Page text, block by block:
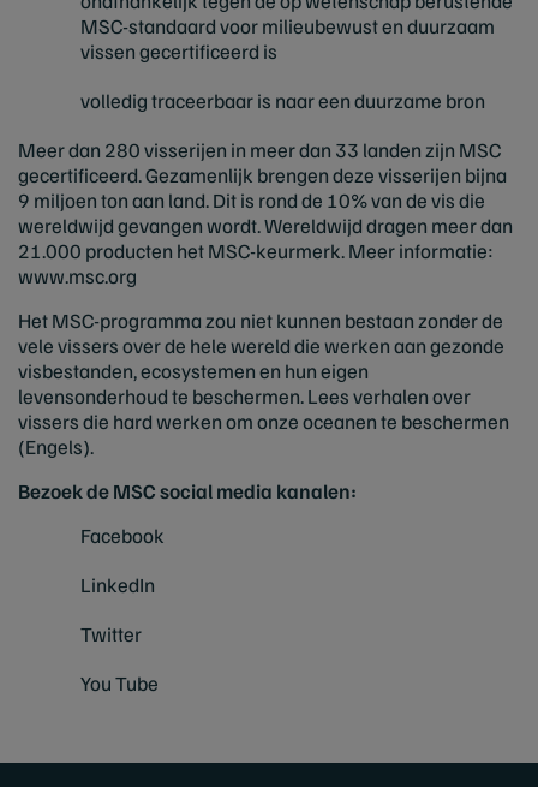
MSC-standaard voor milieubewust en duurzaam
vissen gecertificeerd is
volledig traceerbaar is naar een duurzame bron
Meer dan 280 visserijen in meer dan 33 landen zijn MSC
gecertificeerd. Gezamenlijk brengen deze visserijen bijna
9 miljoen ton aan land. Dit is rond de 10% van de vis die
wereldwijd gevangen wordt. Wereldwijd dragen meer dan
21.000 producten het MSC-keurmerk. Meer informatie:
www.msc.org
Het MSC-programma zou niet kunnen bestaan zonder de
vele vissers over de hele wereld die werken aan gezonde
visbestanden, ecosystemen en hun eigen
levensonderhoud te beschermen. Lees verhalen over
vissers die hard werken om onze oceanen te beschermen
(Engels).
Bezoek de MSC social media kanalen:
Facebook
LinkedIn
Twitter
You Tube